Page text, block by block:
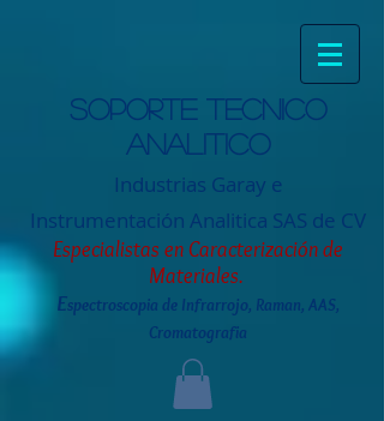
Soporte tecnico
analitico
Industrias Garay e
Instrumentación Analitica SAS de CV
Especialistas en Caracterización de
Materiales.
Espectroscopia de Infrarrojo, Raman, AAS,
Cromatografia